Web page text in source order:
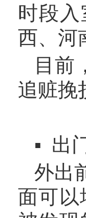
时段
西、河
目前，
追赃挽
▪ 出
外出
面可以